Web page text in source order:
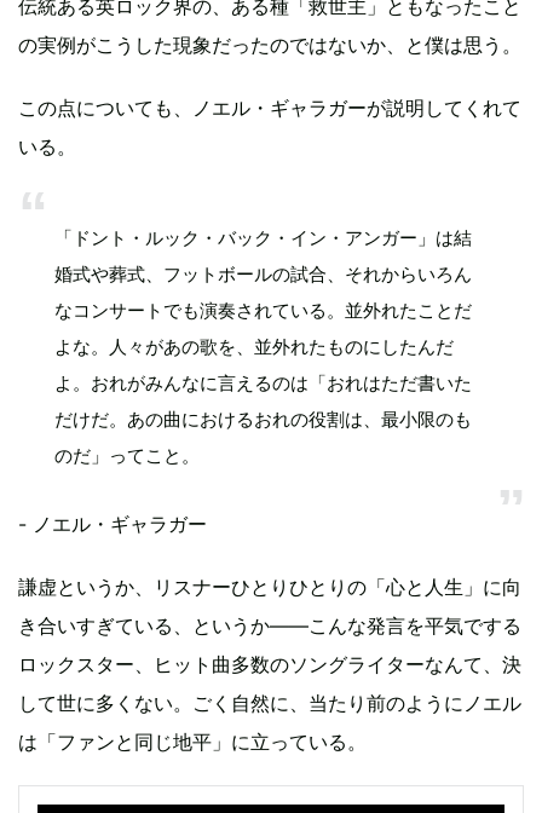
伝統ある英ロック界の、ある種「救世主」ともなったこと
の実例がこうした現象だったのではないか、と僕は思う。
この点についても、ノエル・ギャラガーが説明してくれて
いる。
「ドント・ルック・バック・イン・アンガー」は結
婚式や葬式、フットボールの試合、それからいろん
なコンサートでも演奏されている。並外れたことだ
よな。人々があの歌を、並外れたものにしたんだ
よ。おれがみんなに言えるのは「おれはただ書いた
だけだ。あの曲におけるおれの役割は、最小限のも
のだ」ってこと。
- ノエル・ギャラガー
謙虚というか、リスナーひとりひとりの「心と人生」に向
き合いすぎている、というか――こんな発言を平気でする
ロックスター、ヒット曲多数のソングライターなんて、決
して世に多くない。ごく自然に、当たり前のようにノエル
は「ファンと同じ地平」に立っている。